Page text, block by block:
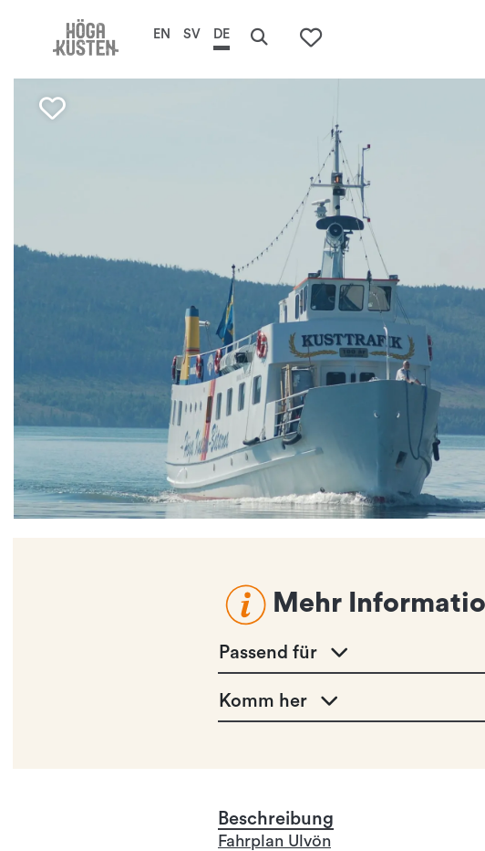
EN SV DE Search
To your saved
erbjuder
Höga
Kusten
Favorite mark Höga Kusten Båtarna
Mehr
Passend für
Komm her
Beschreibung
Fahrplan Ulvön